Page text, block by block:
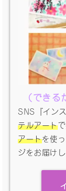
（でき
SNS『イン
テルアート
アートを使
ジをお届け